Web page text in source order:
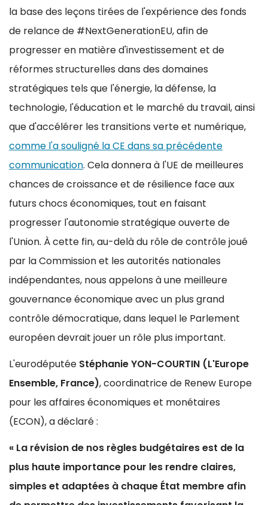
la base des leçons tirées de l'expérience des fonds
de relance de #NextGenerationEU, afin de
progresser en matière d'investissement et de
réformes structurelles dans des domaines
stratégiques tels que l'énergie, la défense, la
technologie, l'éducation et le marché du travail, ainsi
que d'accélérer les transitions verte et numérique,
comme l'a souligné la CE dans sa précédente
communication. Cela donnera à l'UE de meilleures
chances de croissance et de résilience face aux
futurs chocs économiques, tout en faisant
progresser l'autonomie stratégique ouverte de
l'Union. À cette fin, au-delà du rôle de contrôle joué
par la Commission et les autorités nationales
indépendantes, nous appelons à une meilleure
gouvernance économique avec un plus grand
contrôle démocratique, dans lequel le Parlement
européen devrait jouer un rôle plus important.
L'eurodéputée Stéphanie YON-COURTIN (L'Europe
Ensemble, France), coordinatrice de Renew Europe
pour les affaires économiques et monétaires
(ECON), a déclaré :
« La révision de nos règles budgétaires est de la
plus haute importance pour les rendre claires,
simples et adaptées à chaque État membre afin